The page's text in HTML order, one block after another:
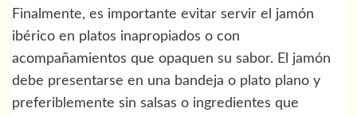
Finalmente, es importante evitar servir el jamón
ibérico en platos inapropiados o con
acompañamientos que opaquen su sabor. El jamón
debe presentarse en una bandeja o plato plano y
preferiblemente sin salsas o ingredientes que